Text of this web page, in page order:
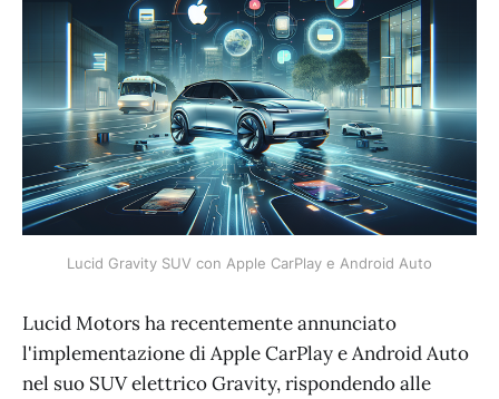
Lucid Gravity SUV con Apple CarPlay e Android Auto
Lucid Motors ha recentemente annunciato
l'implementazione di Apple CarPlay e Android Auto
nel suo SUV elettrico Gravity, rispondendo alle